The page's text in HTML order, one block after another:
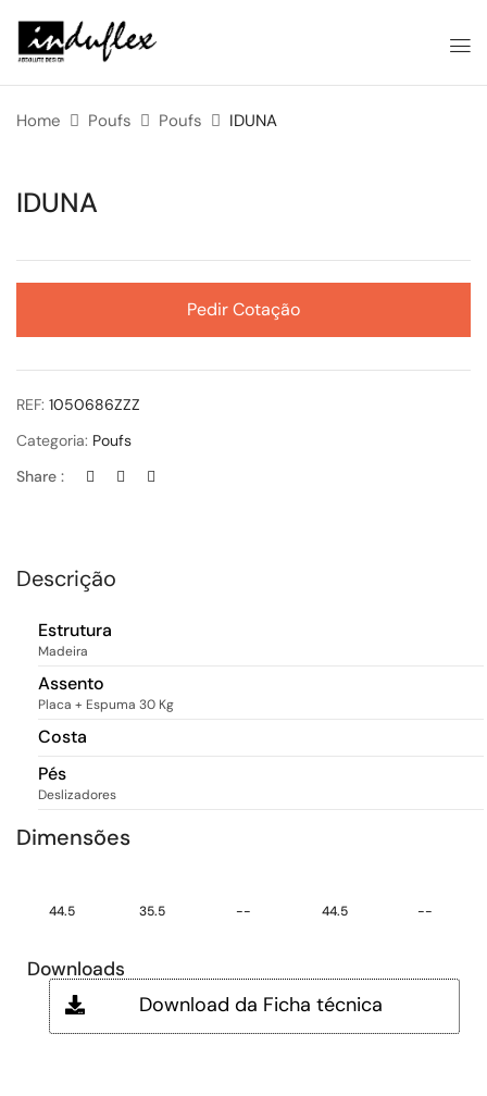
Home Poufs Poufs IDUNA
IDUNA
Pedir Cotação
REF: 1050686ZZZ
Categoria: Poufs
Share :
Descrição
Estrutura
Madeira
Assento
Placa + Espuma 30 Kg
Costa
Pés
Deslizadores
Dimensões
44.5 35.5 -- 44.5 --
Downloads
Download da Ficha técnica